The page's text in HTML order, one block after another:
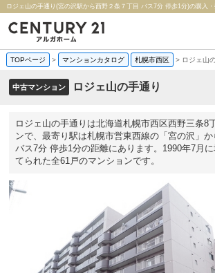
TOPページ > マンションカタログ 札幌市西区 > ロジェ山
中古マンション ロジェ山の手通り
ロジェ山の手通りは北海道札幌市西区西野三条8
ンで、最寄り駅は札幌市営東西線の「宮の沢」か
バス7分 停歩1分の距離にあります。1990年7月
てられた全61戸のマンションです。